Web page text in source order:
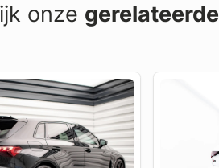
onze gerelateerde